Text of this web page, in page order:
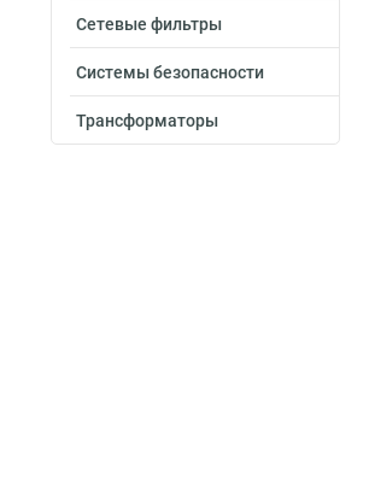
Сетевые фильтры
Системы безопасности
Трансформаторы